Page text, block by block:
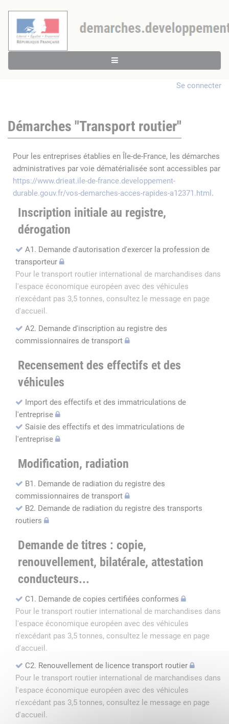
Se connecter
Démarches "Transport routier"
Pour les entreprises établies en Île-de-France, les démarches
administratives par voie dématérialisée sont accessibles par
https://www.drieat.ile-de-france.developpement-
durable.gouv.fr/vos-demarches-acces-rapides-a12371.html .
Inscription initiale au registre,
dérogation
A1. Demande d'autorisation d'exercer la profession de
transporteur
Pour le transport routier international de marchandises dans
l'espace économique européen avec des véhicules
n'excédant pas 3,5 tonnes, consultez le message en page
d'accueil.
A2. Demande d'inscription au registre des
commissionnaires de transport
Recensement des effectifs et des
véhicules
Import des effectifs et des immatriculations de
l'entreprise
Saisie des effectifs et des immatriculations de
l'entreprise
Modification, radiation
B1. Demande de radiation du registre des
commissionnaires de transport
B2. Demande de radiation du registre des transports
routiers
Demande de titres : copie,
renouvellement, bilatérale, attestation
conducteurs...
C1. Demande de copies certifiées conformes
Pour le transport routier international de marchandises dans
l'espace économique européen avec des véhicules
n'excédant pas 3,5 tonnes, consultez le message en page
d'accueil.
C2. Renouvellement de licence transport routier
Pour le transport routier international de marchandises dans
l'espace économique européen avec des véhicules
n'excédant pas 3,5 tonnes, consultez le message en page
d'accueil.